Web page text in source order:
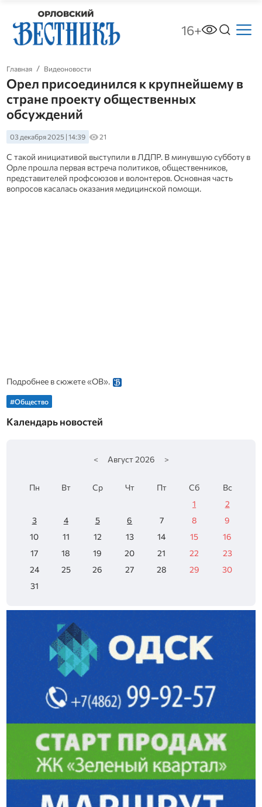
16+
Главная Видеоновости
Орел присоединился к крупнейшему в
стране проекту общественных
обсуждений
03 декабря 2025 | 14:39 21
С такой инициативой выступили в ЛДПР. В минувшую субботу в
Орле прошла первая встреча политиков, общественников,
представителей профсоюзов и волонтеров. Основная часть
вопросов касалась оказания медицинской помощи.
Подробнее в сюжете «ОВ».
#Общество
Календарь новостей
< Август 2026 >
Пн Вт Ср Чт Пт Сб
Вс
1
2
3
4 5 6 7 8
9
10
11 12 13 14 15
16
17
18 19 20 21 22
23
24
25 26 27 28 29
30
31